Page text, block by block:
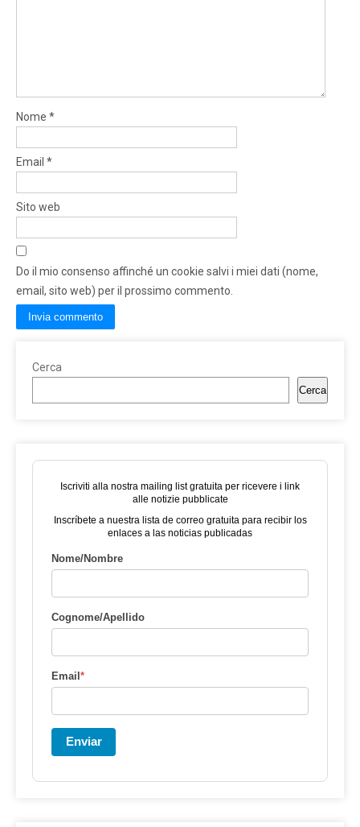
Nome *
Email *
Sito web
Do il mio consenso affinché un cookie salvi i miei dati (nome,
email, sito web) per il prossimo commento.
Cerca
Cerca
Iscriviti alla nostra mailing list gratuita per ricevere i link
alle notizie pubblicate
Inscríbete a nuestra lista de correo gratuita para recibir los
enlaces a las noticias publicadas
Nome/Nombre
Cognome/Apellido
Email*
Enviar